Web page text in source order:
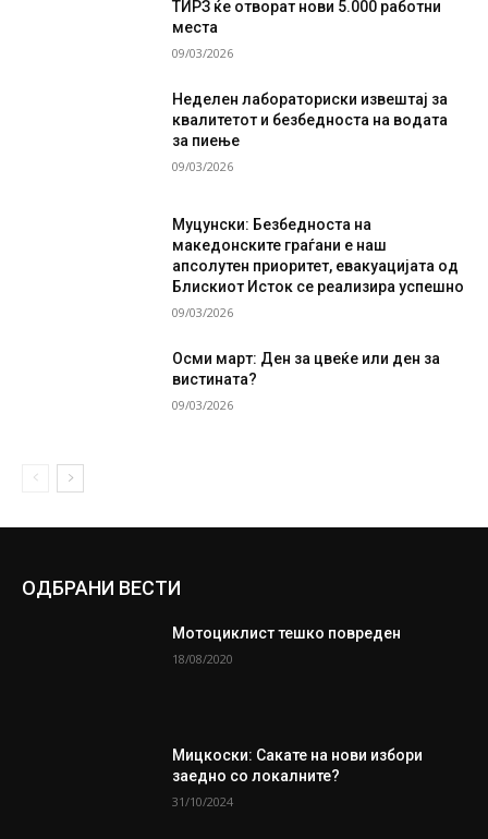
ТИРЗ ќе отворат нови 5.000 работни
места
09/03/2026
Неделен лабораториски извештај за
квалитетот и безбедноста на водата
за пиење
09/03/2026
Муцунски: Безбедноста на
македонските граѓани е наш
апсолутен приоритет, евакуацијата од
Блискиот Исток се реализира успешно
09/03/2026
Осми март: Ден за цвеќе или ден за
вистината?
09/03/2026
ОДБРАНИ ВЕСТИ
Мотоциклист тешко повреден
18/08/2020
Мицкоски: Сакате на нови избори
заедно со локалните?
31/10/2024